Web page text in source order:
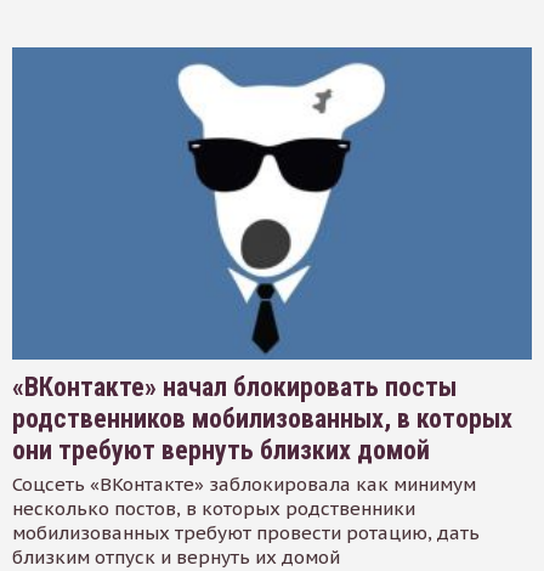
«ВКонтакте» начал блокировать посты
родственников мобилизованных, в которых
они требуют вернуть близких домой
Соцсеть «ВКонтакте» заблокировала как минимум
несколько постов, в которых родственники
мобилизованных требуют провести ротацию, дать
близким отпуск и вернуть их домой